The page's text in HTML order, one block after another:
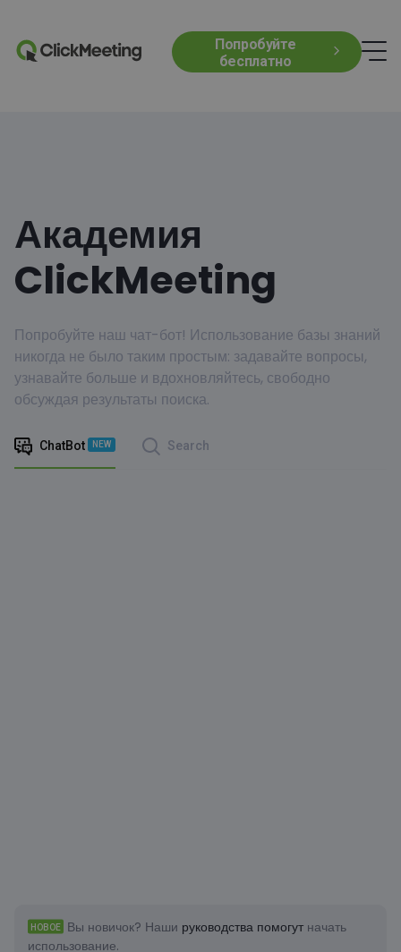
Попробуйте
бесплатно
Академия
ClickMeeting
Попробуйте наш чат-бот! Использование базы знаний
никогда не было таким простым: задавайте вопросы,
узнавайте больше и вдохновляйтесь, свободно
обсуждая результаты поиска.
ChatBot NEW Search
НОВОЕ Вы новичок? Наши руководства помогутначать
использование.